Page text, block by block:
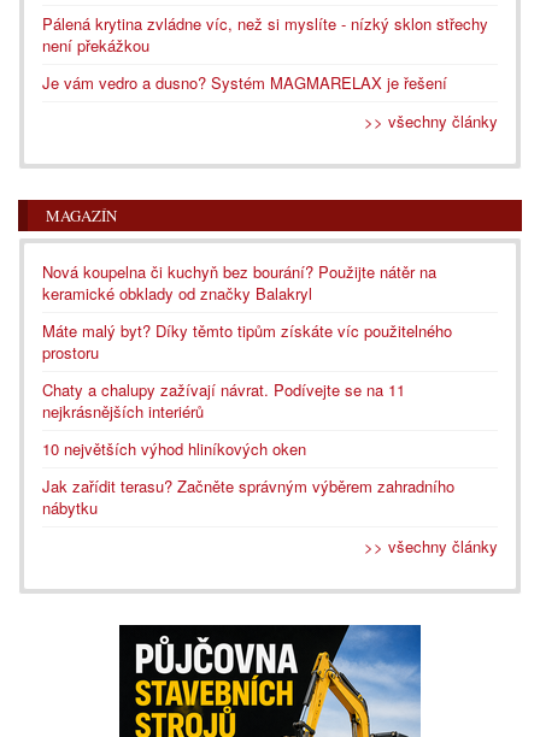
Pálená krytina zvládne víc, než si myslíte - nízký sklon střechy
není překážkou
Je vám vedro a dusno? Systém MAGMARELAX je řešení
>> všechny články
MAGAZÍN
Nová koupelna či kuchyň bez bourání? Použijte nátěr na
keramické obklady od značky Balakryl
Máte malý byt? Díky těmto tipům získáte víc použitelného
prostoru
Chaty a chalupy zažívají návrat. Podívejte se na 11
nejkrásnějších interiérů
10 největších výhod hliníkových oken
Jak zařídit terasu? Začněte správným výběrem zahradního
nábytku
>> všechny články